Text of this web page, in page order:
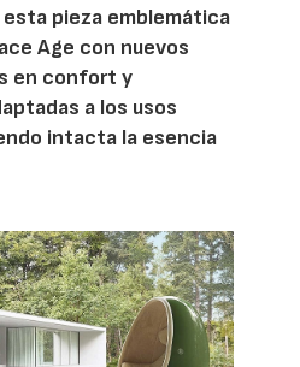
pieza emblemática
Age con nuevos
en confort y
a los usos
intacta la esencia